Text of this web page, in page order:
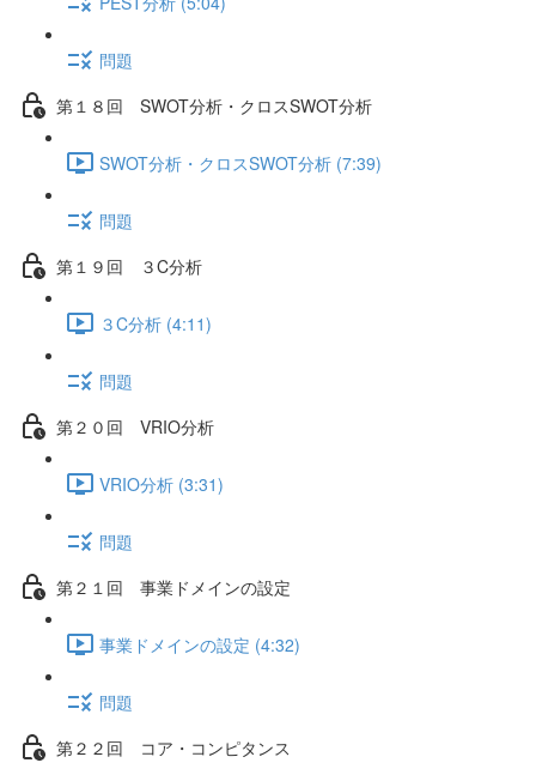
問題
第１８回 SWOT分析・クロスSWOT分析
SWOT分析・クロスSWOT分析 (7:39)
問題
第１９回 ３C分析
３C分析 (4:11)
問題
第２０回 VRIO分析
VRIO分析 (3:31)
問題
第２１回 事業ドメインの設定
事業ドメインの設定 (4:32)
問題
第２２回 コア・コンピタンス